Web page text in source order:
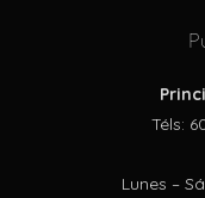
Téls:
Lunes –